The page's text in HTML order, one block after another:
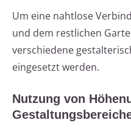
Um eine nahtlose
und dem restlichen
verschiedene
eingesetzt werden.
Nutzung von